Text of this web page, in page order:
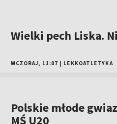
Wielki pech Liska.
WCZORAJ, 11:07 LEKKOATLETYKA
Polskie młode
MŚ U20